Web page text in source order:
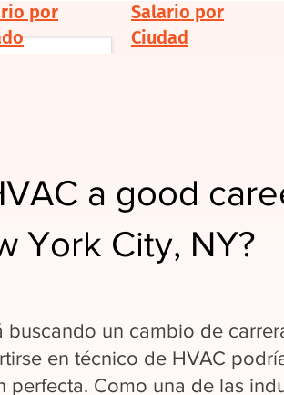
a good
York City, NY?
buscando un cambio de
en técnico de HVAC
perfecta. Como una de las
por
Salario por
Ciudad